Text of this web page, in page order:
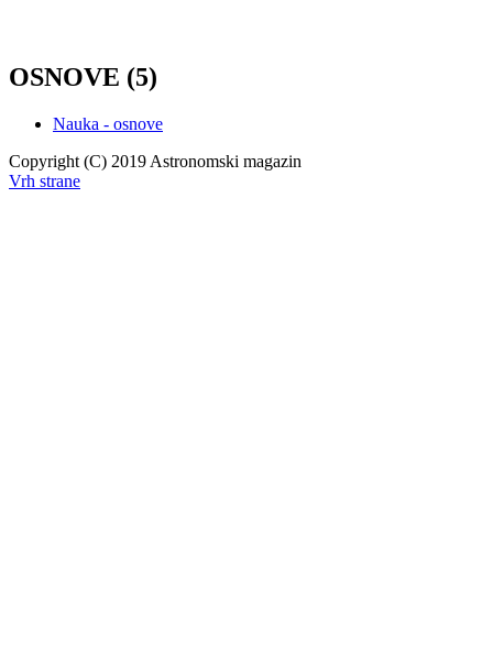
OSNOVE (5)
Nauka - osnove
Copyright (C) 2019 Astronomski magazin
Vrh strane